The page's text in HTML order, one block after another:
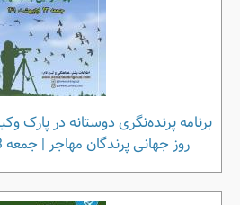
برنامه پرنده‌نگری دوستانه در پارک
روز جهانی پرندگان مهاجر | جمعه 23 اردیبهشت 1401